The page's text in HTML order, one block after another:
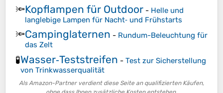
🔦Kopflampen für Outdoor - Helle und
langlebige Lampen für Nacht‑ und Frühstarts
🔦Campinglaternen - Rundum-Beleuchtung für
das Zelt
🧪Wasser‑Teststreifen - Test zur Sicherstellung
von Trinkwasserqualität
Als Amazon-Partner verdient diese Seite an qualifizierten Käufen,